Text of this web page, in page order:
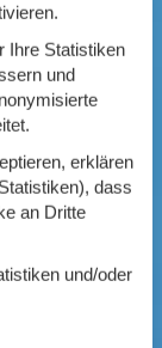
Ihre Statistiken
und
erklären
dass
an Dritte
und/oder